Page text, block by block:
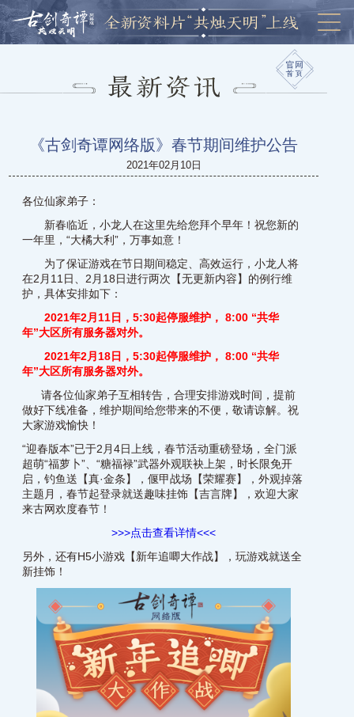
《古剑奇谭网络版》春节期间维护公告
2021年02月10日
各位仙家弟子：
新春临近，小龙人在这里先给您拜个早年！祝您新的
一年里，“大橘大利”，万事如意！
为了保证游戏在节日期间稳定、高效运行，小龙人将
在2月11日、2月18日进行两次【无更新内容】的例行维
护，具体安排如下：
2021年2月11日，5:30起停服维护， 8:00 “共华
年”大区所有服务器对外。
2021年2月18日，5:30起停服维护， 8:00 “共华
年”大区所有服务器对外。
请各位仙家弟子互相转告，合理安排游戏时间，提前
做好下线准备，维护期间给您带来的不便，敬请谅解。祝
大家游戏愉快！
“迎春版本”已于2月4日上线，春节活动重磅登场，全门派
超萌“福萝卜”、“糖福禄”武器外观联袂上架，时长限免开
启，钓鱼送【真·金条】，偃甲战场【荣耀赛】，外观掉落
主题月，春节起登录就送趣味挂饰【吉言牌】，欢迎大家
来古网欢度春节！
>>>点击查看详情<<<
另外，还有H5小游戏【新年追唧大作战】，玩游戏就送全
新挂饰！